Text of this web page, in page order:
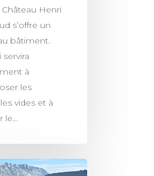
Château Henri
s’offre un
bâtiment.
servira
à
les
vides et à
le…